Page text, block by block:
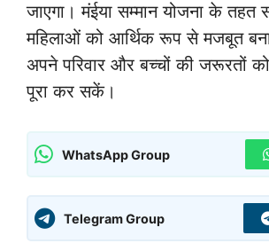
जाएगा। मंईया सम्मान योजना के तहत
महिलाओं को आर्थिक रूप से मजबूत
अपने परिवार और बच्चों की जरूरतों
पूरा कर सकें।
WhatsApp Group
Telegram Group